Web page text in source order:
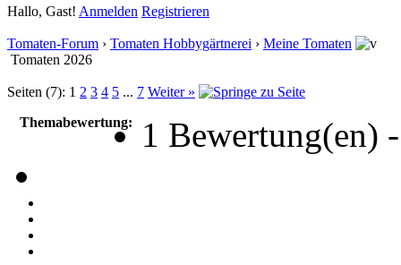
Hallo, Gast! Anmelden Registrieren
Tomaten-Forum › Tomaten Hobbygärtnerei › Meine Tomaten
Tomaten 2026
Seiten (7): 1 2 3 4 5 ... 7 Weiter »
Themabewertung:
1 Bewertung(en)